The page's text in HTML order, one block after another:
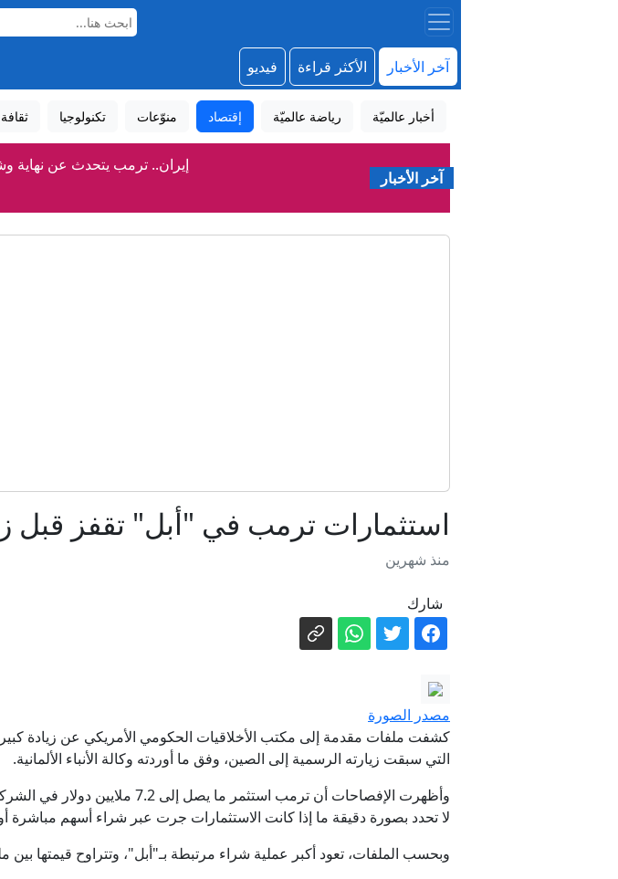
آخر الأخبار الأكثر قراءة فيديو
أخبار عالميّة رياضة عالميّة إقتصاد منوّعات تكنولوجيا ثقافة
آخر الأخبار
إيران.. ترمب يتحدث عن نهاية
ساويرس يعلّق على هجوم
مسؤول سعودي لـCNN: المملكة تتوقع "هجمات" لميليشيات عراقية والحوثي
رئيس مجلس الشورى
مصر وتركيا: كيف توسّع
الدفاع الروسية تعلن إسقاط 203 مسيرات أوكرانية الليلة
استثمارات ترمب في "أبل" تقفز قبل
منذ شهرين
شارك
مصدر الصورة
كشفت ملفات مقدمة إلى مكتب الأخلاقيات الحكومي الأمريكي عن زيادة
التي سبقت زيارته الرسمية إلى الصين، وفق ما أوردته وكالة الأنباء الألمانية.
لا تحدد بصورة دقيقة ما إذا كانت الاستثمارات جرت عبر شراء أسهم مباشرة
وبحسب الملفات، تعود أكبر عملية شراء مرتبطة بـ"أبل"، وتتراوح قيمتها بين مليون و5 ملايين دولار، إلى أوائل فبراير/